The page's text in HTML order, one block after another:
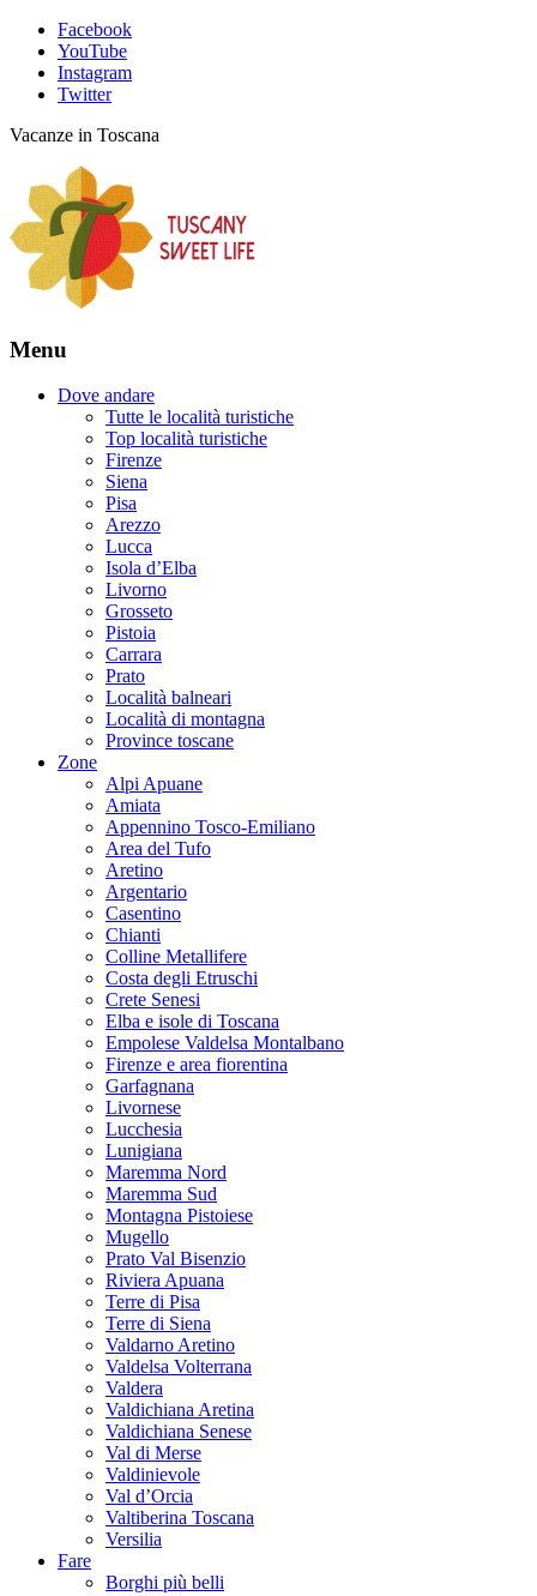
Facebook
YouTube
Instagram
Twitter
Vacanze in Toscana
Menu
Dove andare
Tutte le località turistiche
Top località turistiche
Firenze
Siena
Pisa
Arezzo
Lucca
Isola d’Elba
Livorno
Grosseto
Pistoia
Carrara
Prato
Località balneari
Località di montagna
Province toscane
Zone
Alpi Apuane
Amiata
Appennino Tosco-Emiliano
Area del Tufo
Aretino
Argentario
Casentino
Chianti
Colline Metallifere
Costa degli Etruschi
Crete Senesi
Elba e isole di Toscana
Empolese Valdelsa Montalbano
Firenze e area fiorentina
Garfagnana
Livornese
Lucchesia
Lunigiana
Maremma Nord
Maremma Sud
Montagna Pistoiese
Mugello
Prato Val Bisenzio
Riviera Apuana
Terre di Pisa
Terre di Siena
Valdarno Aretino
Valdelsa Volterrana
Valdera
Valdichiana Aretina
Valdichiana Senese
Val di Merse
Valdinievole
Val d’Orcia
Valtiberina Toscana
Versilia
Fare
Borghi più belli